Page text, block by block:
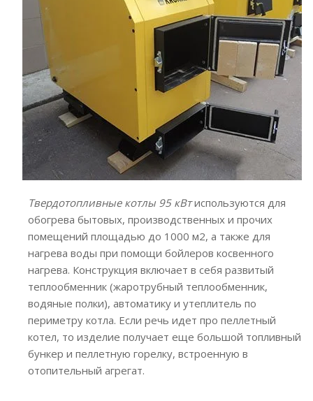
Твердотопливные котлы 95 кВтиспользуются для
обогрева бытовых, производственных и прочих
помещений площадью до 1000 м2, а также для
нагрева воды при помощи бойлеров косвенного
нагрева. Конструкция включает в себя развитый
теплообменник (жаротрубный теплообменник,
водяные полки), автоматику и утеплитель по
периметру котла. Если речь идет про пеллетный
котел, то изделие получает еще большой топливный
бункер и пеллетную горелку, встроенную в
отопительный агрегат.